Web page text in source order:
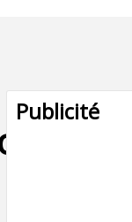
Publicité